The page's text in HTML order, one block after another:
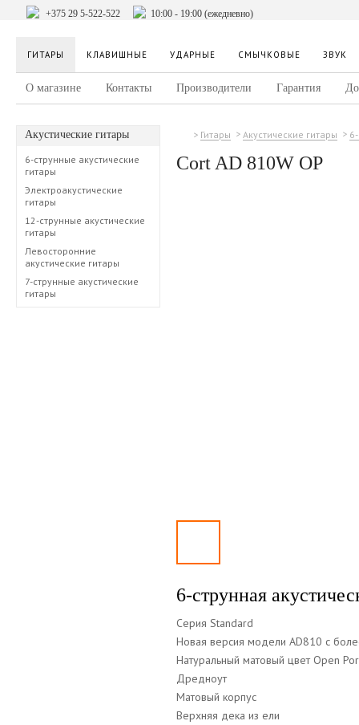
+375 29 5-522-522 10:00 - 19:00 (ежедневно)
ГИТАРЫ КЛАВИШНЫЕ УДАРНЫЕ СМЫЧКОВЫЕ ЗВУК
О магазине Контакты Производители Гарантия
Акустические гитары
6-струнные акустические
гитары
Электроакустические
гитары
12-струнные акустические
гитары
Левосторонние
акустические гитары
7-струнные акустические
гитары
Гитары Акустические гитары
Cort AD 810W OP
6-струнная
Серия Standard
Новая версия модели AD810 с
Натуральный матовый цвет Open
Дредноут
Матовый корпус
Верхняя дека из ели